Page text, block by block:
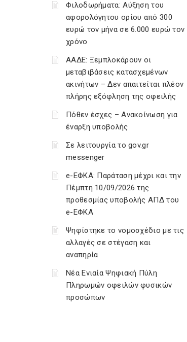
Φιλοδωρήματα: Αύξηση του
αφορολόγητου ορίου από 300
ευρώ τον μήνα σε 6.000 ευρώ τον
χρόνο
ΑΑΔΕ: Ξεμπλοκάρουν οι
μεταβιβάσεις κατασχεμένων
ακινήτων – Δεν απαιτείται πλέον
πλήρης εξόφληση της οφειλής
Πόθεν έσχες – Ανακοίνωση για
έναρξη υποβολής
Σε λειτουργία το gov.gr
messenger
e-ΕΦΚΑ: Παράταση μέχρι και την
Πέμπτη 10/09/2026 της
προθεσμίας υποβολής ΑΠΔ του
e-ΕΦΚΑ
Ψηφίστηκε το νομοσχέδιο με τις
αλλαγές σε στέγαση και
αναπηρία
Νέα Ενιαία Ψηφιακή Πύλη
Πληρωμών οφειλών φυσικών
προσώπων